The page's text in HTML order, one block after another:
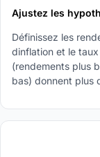
Ajustez les
Définissez les
dinflation et le
(rendements plus
bas) donnent plus